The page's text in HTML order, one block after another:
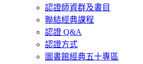
認證師資群及書目
聯結經典課程
認證 Q&A
認證方式
圖書館經典五十專區